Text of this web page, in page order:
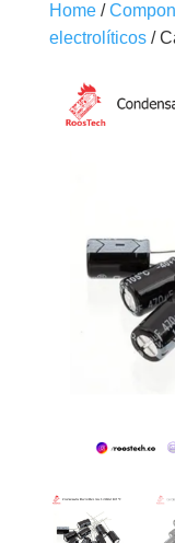
Home/
electrolíticos/